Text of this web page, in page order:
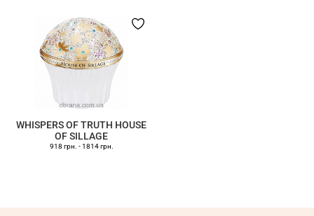
WHISPERS OF TRUTH HOUSE
OF SILLAGE
918 грн. -1814 грн.